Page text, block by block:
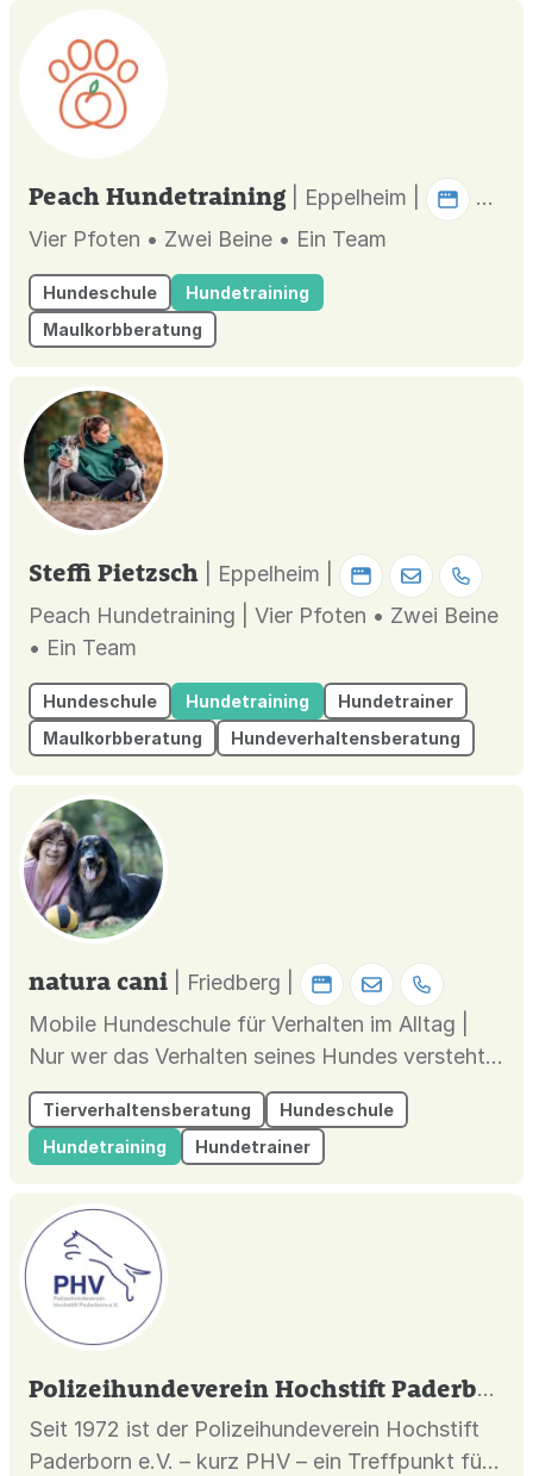
Peach Hundetraining
| Eppelheim |
Vier Pfoten • Zwei Beine • Ein Team
Hundeschule
Hundetraining
Maulkorbberatung
Steffi Pietzsch
| Eppelheim |
Peach Hundetraining | Vier Pfoten • Zwei Beine
• Ein Team
Hundeschule Hundetraining
Hundetrainer
Maulkorbberatung
Hundeverhaltensberatung
natura cani
| Friedberg |
Mobile Hundeschule für Verhalten im Alltag |
Nur wer das Verhalten seines Hundes versteht,
kann dieses ändern.
Tierverhaltensberatung
Hundeschule
Hundetraining
Hundetrainer
Polizeihundeverein Hochstift Paderborn e.V.
Seit 1972 ist der Polizeihundeverein Hochstift
Paderborn e.V. – kurz PHV – ein Treffpunkt für